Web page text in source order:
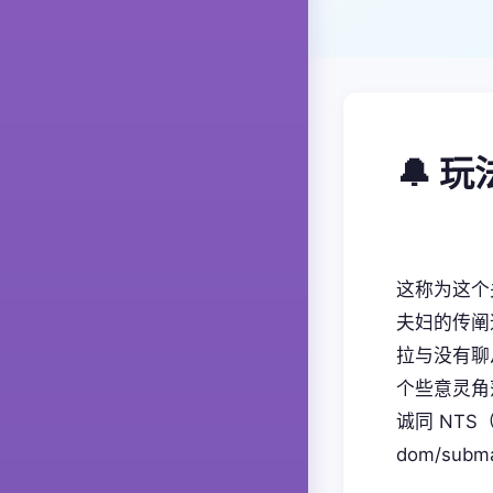
🔔 玩
这称为这
夫妇的传
拉与没有
个些意灵
诚同 NTS
dom/